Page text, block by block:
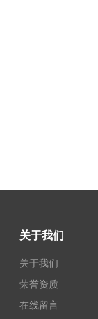
关于我们
关于我们
荣誉资质
在线留言